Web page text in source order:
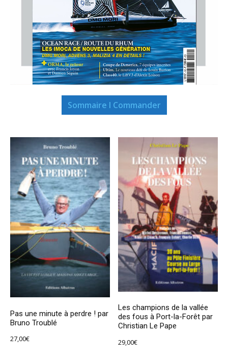
Sommaire I Commander
Pas une minute à perdre ! par
Bruno Troublé
27,00€
Les champions de la vallée
des fous à Port-la-Forêt par
Christian Le Pape
29,00€